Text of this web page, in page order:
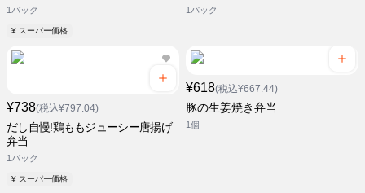
1パック
¥ スーパー価格
1パック
¥738(税込¥797.04)
だし自慢!鶏ももジューシー唐揚げ
弁当
1パック
¥ スーパー価格
¥618(税込¥667.44)
豚の生姜焼き弁当
1個